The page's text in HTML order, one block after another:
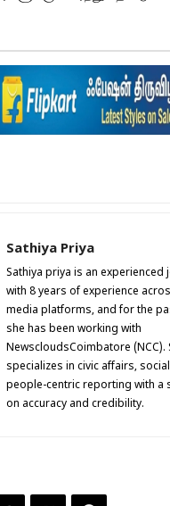
Sathiya Priya
Sathiya priya is an experienced
with 8 years of experience
media platforms, and for the
she has been working with
NewscloudsCoimbatore (NCC).
specializes in civic affairs,
people-centric reporting with a
on accuracy and credibility.